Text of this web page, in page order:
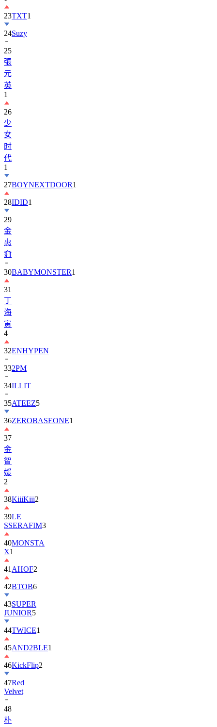
23TXT1
24Suzy
25
張
元
英
1
26
少
女
时
代
1
27BOYNEXTDOOR1
28IDID1
29
金
惠
奫
30BABYMONSTER1
31
丁
海
寅
4
32ENHYPEN
332PM
34ILLIT
35ATEEZ5
36ZEROBASEONE1
37
金
智
媛
2
38KiiiKiii2
39LE
SSERAFIM3
40MONSTA
X1
41 AHOF2
42BTOB6
43SUPER
JUNIOR5
44TWICE1
45AND2BLE1
46KickFlip2
47Red
Velvet
48
朴